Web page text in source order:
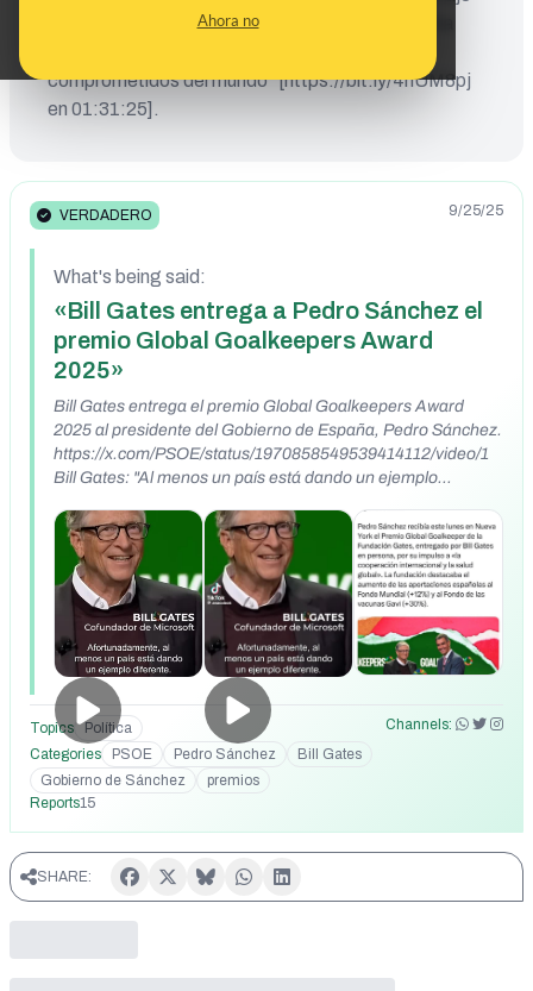
Ahora no
VERDADERO 9/25/25
What's being said:
«Bill Gates entrega a Pedro Sánchez el
premio Global Goalkeepers Award
2025»
Bill Gates entrega el premio Global Goalkeepers Award
2025 al presidente del Gobierno de España, Pedro Sánchez.
https://x.com/PSOE/status/1970858549539414112/video/1
Bill Gates: "Al menos un país está dando un ejemplo
propio pueblo, sino por toda la humanidad. Y eso se debe,
en gran parte, a su presidente del Gobierno,
@sanchezcastejon." 🌹🇪🇸 España está en el lado bueno
de la historia.
https://www.instagram.com/reel/DPA8WXCCNU6/?
igsh=N2U5emxlN2lsZTh6
Topics Política
Channels:
Categories
PSOE Pedro Sánchez
Bill Gates
Gobierno de Sánchez
premios
Reports15
que, bajo el mandato de Sánchez, “España se ha
comprometidos del mundo” [https://bit.ly/4nUM8pj
en 01:31:25].
SHARE: